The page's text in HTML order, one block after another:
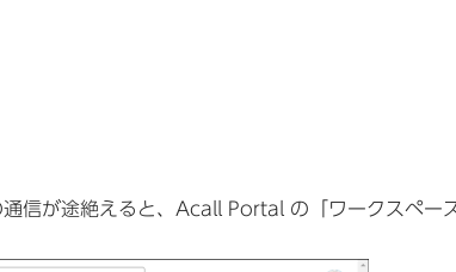
信が途絶えると、Acall Portal の「ワークスペー